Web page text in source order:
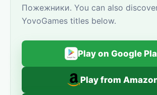
Пожежники. You can also
YovoGames titles below.
Play on Google
Play from